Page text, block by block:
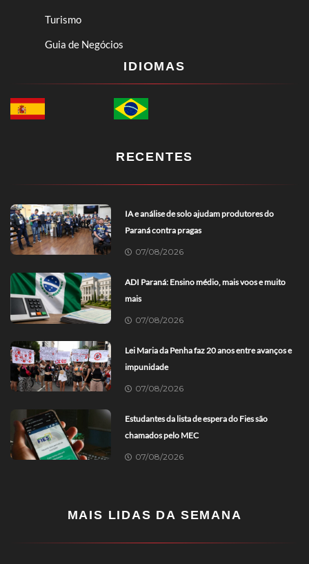
Turismo
Guia de Negócios
IDIOMAS
RECENTES
IA e análise de solo ajudam produtores do
Paraná contra pragas
07/08/2026
ADI Paraná: Ensino médio, mais voos e muito
mais
07/08/2026
Lei Maria da Penha faz 20 anos entre avanços e
impunidade
07/08/2026
Estudantes da lista de espera do Fies são
chamados pelo MEC
07/08/2026
MAIS LIDAS DA SEMANA